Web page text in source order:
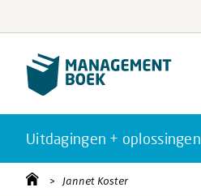
Uitdagingen + oplossingen
Jannet Koster